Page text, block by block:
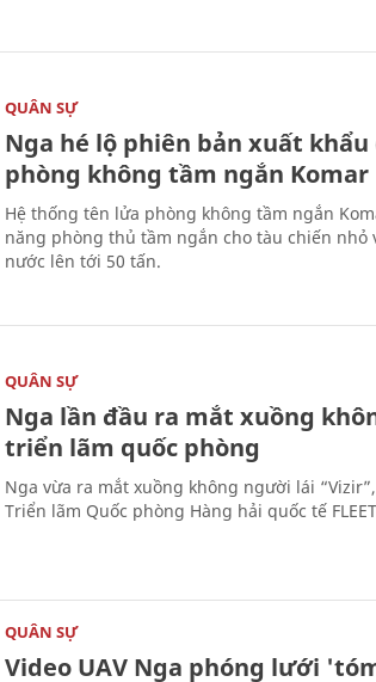
QUÂN SỰ
Nga hé lộ phiên bản xuất khẩu
phòng không tầm ngắn Komar
Hệ thống tên lửa phòng không tầm ngắn
năng phòng thủ tầm ngắn cho tàu chiến nhỏ
nước lên tới 50 tấn.
QUÂN SỰ
Nga lần đầu ra mắt xuồng
triển lãm quốc phòng
Nga vừa ra mắt xuồng không người lái “Vizir”,
Triển lãm Quốc phòng Hàng hải quốc tế
QUÂN SỰ
Video UAV Nga phóng lưới